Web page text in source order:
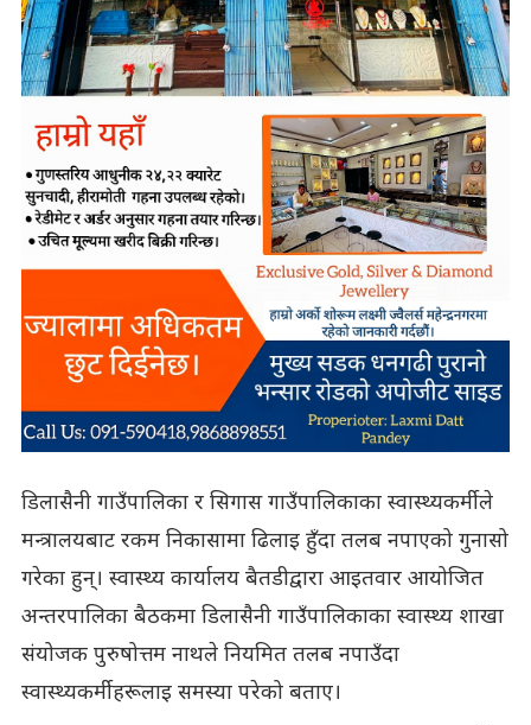
डिलासैनी गाउँपालिका र सिगास गाउँपालिकाका स्वास्थ्यकर्मीले
मन्त्रालयबाट रकम निकासामा ढिलाइ हुँदा तलब नपाएको गुनासो
गरेका हुन्। स्वास्थ्य कार्यालय बैतडीद्वारा आइतवार आयोजित
अन्तरपालिका बैठकमा डिलासैनी गाउँपालिकाका स्वास्थ्य शाखा
संयोजक पुरुषोत्तम नाथले नियमित तलब नपाउँदा
स्वास्थ्यकर्मीहरूलाइ समस्या परेको बताए।